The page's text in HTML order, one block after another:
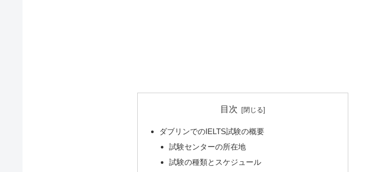
目次
ダブリンでのIELTS試験の概要
試験センターの所在地
試験の種類とスケジュール